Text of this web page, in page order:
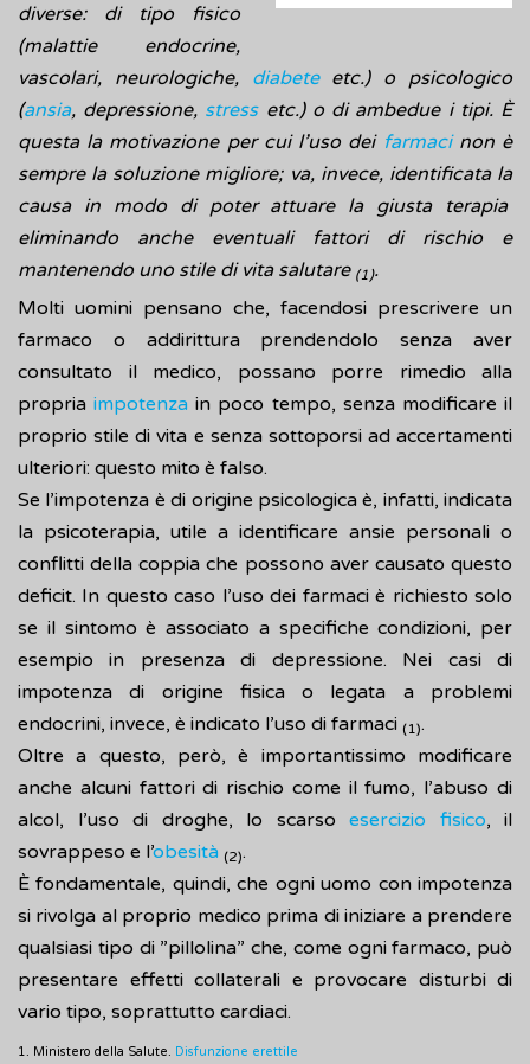
diverse: di tipo fisico
(malattie endocrine,
vascolari, neurologiche, diabete etc.) o psicologico
(ansia, depressione, stressetc.) o di ambedue i tipi. È
questa la motivazione per cui l’uso dei farmacinon è
sempre la soluzione migliore; va, invece, identificata la
causa in modo di poter attuare la giusta
terapia
eliminando anche eventuali fattori di rischio e
mantenendo uno stile di vita salutare (1).
Molti uomini pensano che, facendosi prescrivere un
farmaco o addirittura prendendolo senza aver
consultato il medico, possano porre rimedio alla
propriaimpotenza in poco tempo, senza modificare il
proprio stile di vita e senza sottoporsi ad accertamenti
ulteriori: questo mito è falso.
Se l’impotenza è di origine psicologica è, infatti, indicata
la psicoterapia, utile a identificare ansie personali o
conflitti della coppia che possono aver causato questo
deficit. In questo caso l’uso dei farmaci è richiesto solo
se il sintomo è associato a specifiche condizioni, per
esempio in presenza di depressione. Nei casi di
impotenza di origine fisica o legata a problemi
endocrini, invece, è indicato l’uso di farmaci (1).
Oltre a questo, però, è importantissimo modificare
anche alcuni fattori di rischio come il fumo, l’abuso di
alcol, l’uso di droghe, lo scarso esercizio fisico, il
sovrappeso e l’obesità (2).
È fondamentale, quindi, che ogni uomo con impotenza
si rivolga al proprio medico prima di iniziare a prendere
qualsiasi tipo di ”pillolina” che, come ogni farmaco, può
presentare effetti collaterali e provocare disturbi di
vario tipo, soprattutto cardiaci.
1. Ministero della Salute. Disfunzione erettile